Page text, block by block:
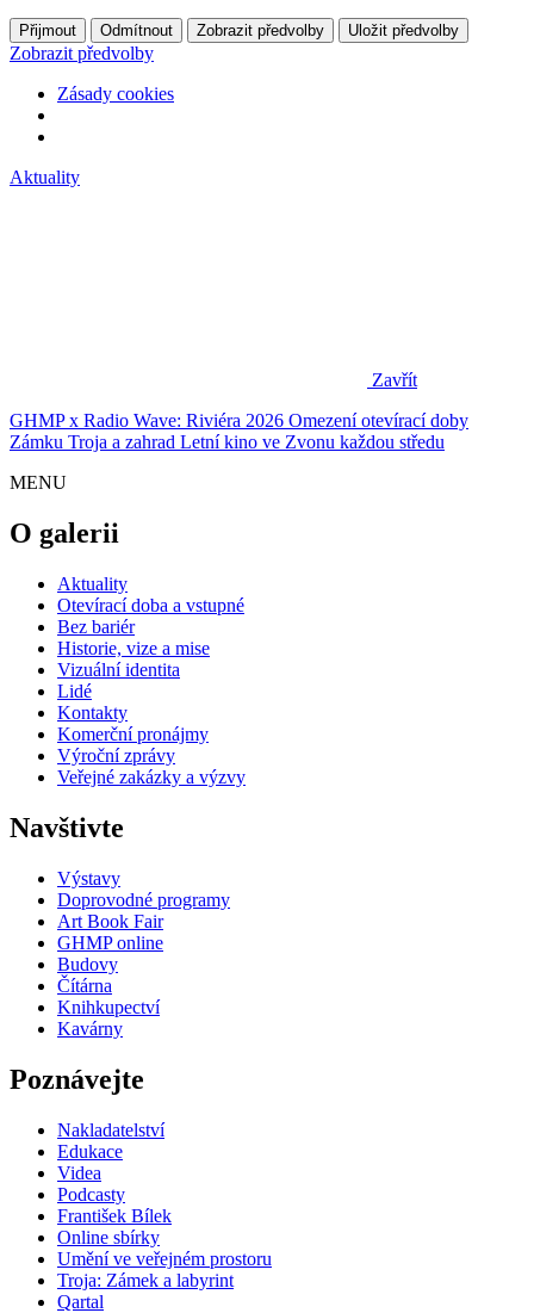
Přijmout Odmítnout Zobrazit předvolby Uložit předvolby
Zobrazit předvolby
Zásady cookies
Aktuality
Zavřít
GHMP x Radio Wave: Riviéra 2026 Omezení otevírací doby
Zámku Troja a zahrad Letní kino ve Zvonu každou středu
MENU
O galerii
Aktuality
Otevírací doba a vstupné
Bez bariér
Historie, vize a mise
Vizuální identita
Lidé
Kontakty
Komerční pronájmy
Výroční zprávy
Veřejné zakázky a výzvy
Navštivte
Výstavy
Doprovodné programy
Art Book Fair
GHMP online
Budovy
Čítárna
Knihkupectví
Kavárny
Poznávejte
Nakladatelství
Edukace
Videa
Podcasty
František Bílek
Online sbírky
Umění ve veřejném prostoru
Troja: Zámek a labyrint
Qartal